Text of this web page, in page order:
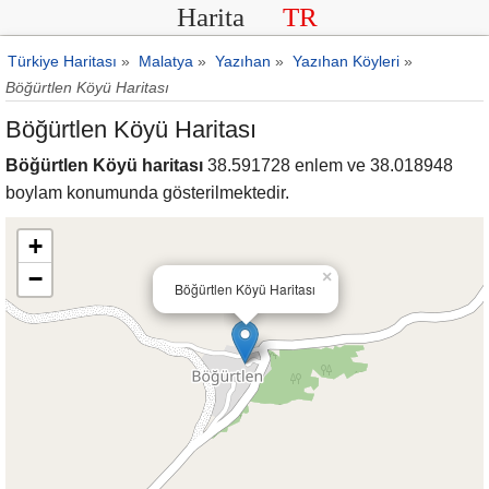
Harita TR
Türkiye Haritası » Malatya » Yazıhan » Yazıhan Köyleri »
Böğürtlen Köyü Haritası
Böğürtlen Köyü Haritası
Böğürtlen Köyü haritası 38.591728 enlem ve 38.018948
boylam konumunda gösterilmektedir.
Böğürtlen Köyü Haritası
×
+
−